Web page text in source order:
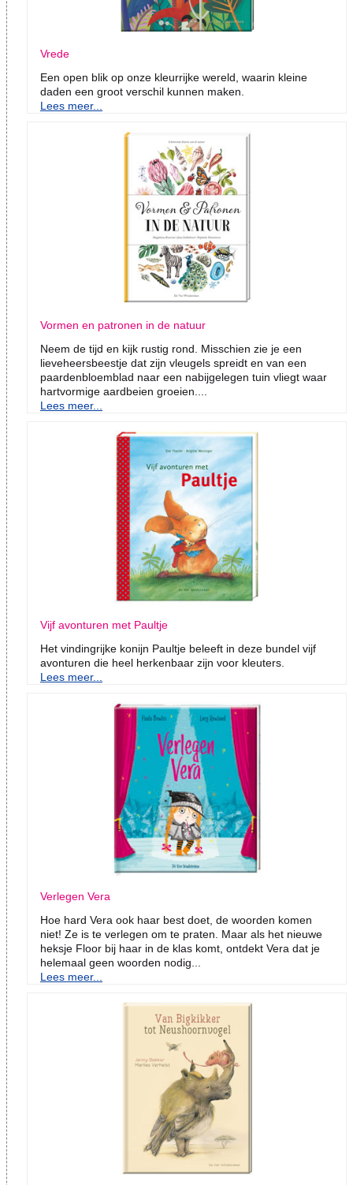
Vrede
Een open blik op onze kleurrijke wereld, waarin kleine
daden een groot verschil kunnen maken.
Lees meer...
Vormen en patronen in de natuur
Neem de tijd en kijk rustig rond. Misschien zie je een
lieveheersbeestje dat zijn vleugels spreidt en van een
paardenbloemblad naar een nabijgelegen tuin vliegt waar
hartvormige aardbeien groeien....
Lees meer...
Vijf avonturen met Paultje
Het vindingrijke konijn Paultje beleeft in deze bundel vijf
avonturen die heel herkenbaar zijn voor kleuters.
Lees meer...
Verlegen Vera
Hoe hard Vera ook haar best doet, de woorden komen
niet! Ze is te verlegen om te praten. Maar als het nieuwe
heksje Floor bij haar in de klas komt, ontdekt Vera dat je
helemaal geen woorden nodig...
Lees meer...